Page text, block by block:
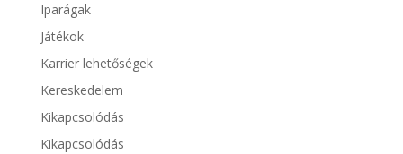
Iparágak
Játékok
Karrier lehetőségek
Kereskedelem
Kikapcsolódás
Kikapcsolódás